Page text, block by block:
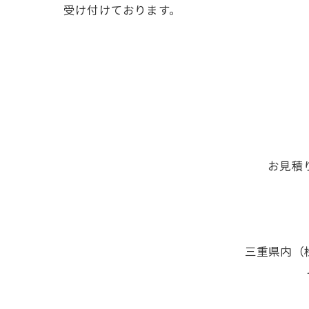
受け付けております。
お見積
三重県内（